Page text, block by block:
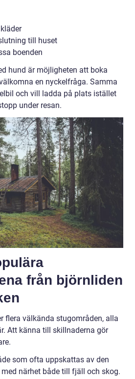
till huset
boenden
hund är möjligheten att boka
en nyckelfråga. Samma
och vill ladda på plats istället
under resan.
från björnliden
flera välkända stugområden, alla
Att känna till skillnaderna gör
som ofta uppskattas av den
närhet både till fjäll och skog.